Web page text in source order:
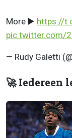
More ▶️ https://
pic.twitter.com/
— Rudy Galetti
🚀 Iedereen